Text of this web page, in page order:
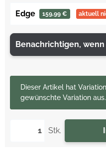
Edge 159,99 € aktuell
Benachrichtigen,
Stk.
xDieser Artikel hat
gewünschte Variation aus.